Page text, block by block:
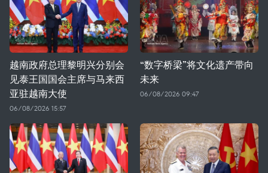
越南政府总理黎明兴分别会
见泰王国国会主席与马来西
亚驻越南大使
06/08/2026 15:57
“数字桥梁”将文化遗产带向
未来
06/08/2026 09:47